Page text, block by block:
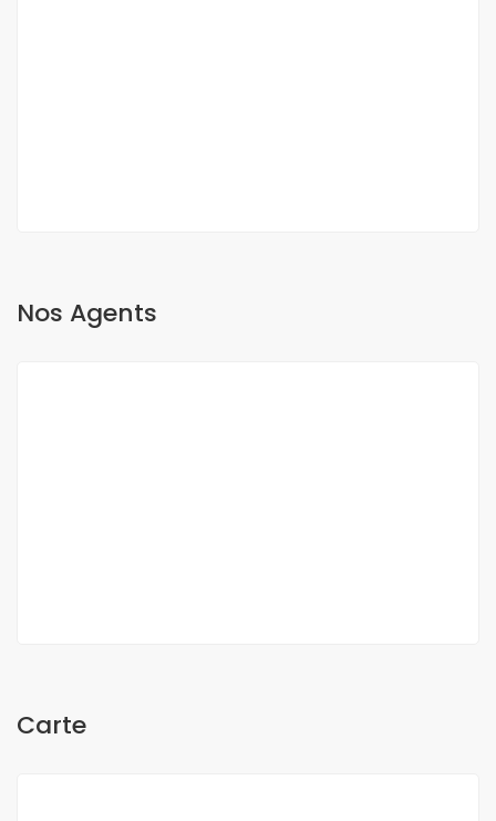
Nos Agents
Carte